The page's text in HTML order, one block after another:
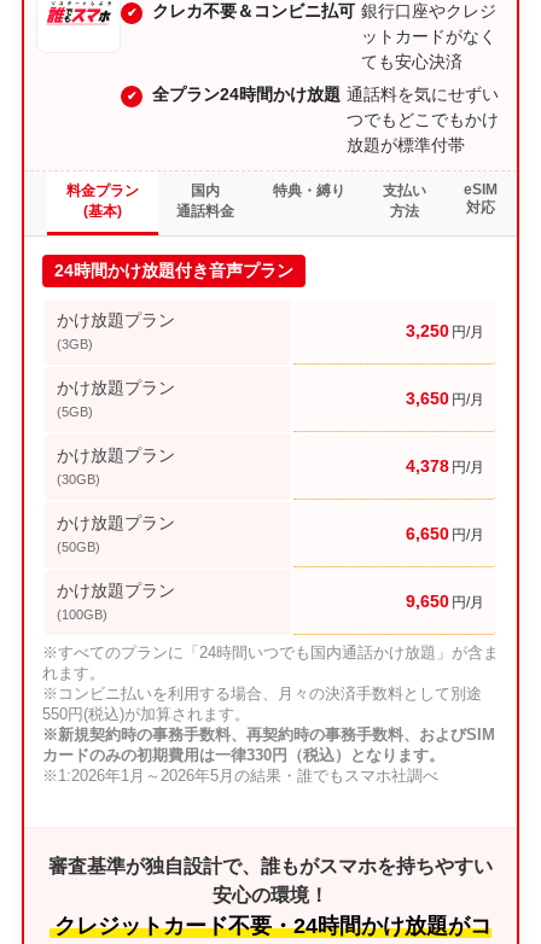
クレカ不要＆コンビニ払可 銀行口座やクレジ
ットカードがなく
ても安心決済
全プラン24時間かけ放題 通話料を気にせずい
つでもどこでもかけ
放題が標準付帯
料金プラン
(基本)
国内
通話料金
特典・縛り
支払い
方法
eSIM
対応
24時間かけ放題付き音声プラン
かけ放題プラン
(3GB)
3,250 円/月
かけ放題プラン
(5GB)
3,650 円/月
かけ放題プラン
(30GB)
4,378 円/月
かけ放題プラン
(50GB)
6,650 円/月
かけ放題プラン
(100GB)
9,650 円/月
※すべてのプランに「24時間いつでも国内通話かけ放題」が含ま
れます。
※コンビニ払いを利用する場合、月々の決済手数料として別途
550円(税込)が加算されます。
※新規契約時の事務手数料、再契約時の事務手数料、およびSIM
カードのみの初期費用は一律330円（税込）となります。
※1:2026年1月～2026年5月の結果・誰でもスマホ社調べ
審査基準が独自設計で、誰もがスマホを持ちやすい
安心の環境！
クレジットカード不要・24時間かけ放題がコ